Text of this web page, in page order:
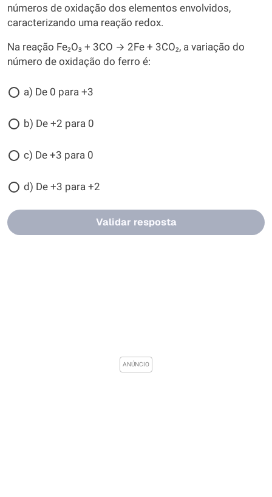
números de oxidação dos elementos envolvidos,
caracterizando uma reação redox.
Na reação Fe₂O₃ + 3CO → 2Fe + 3CO₂, a variação do
número de oxidação do ferro é:
a) De 0 para +3
b) De +2 para 0
c) De +3 para 0
d) De +3 para +2
Validar resposta